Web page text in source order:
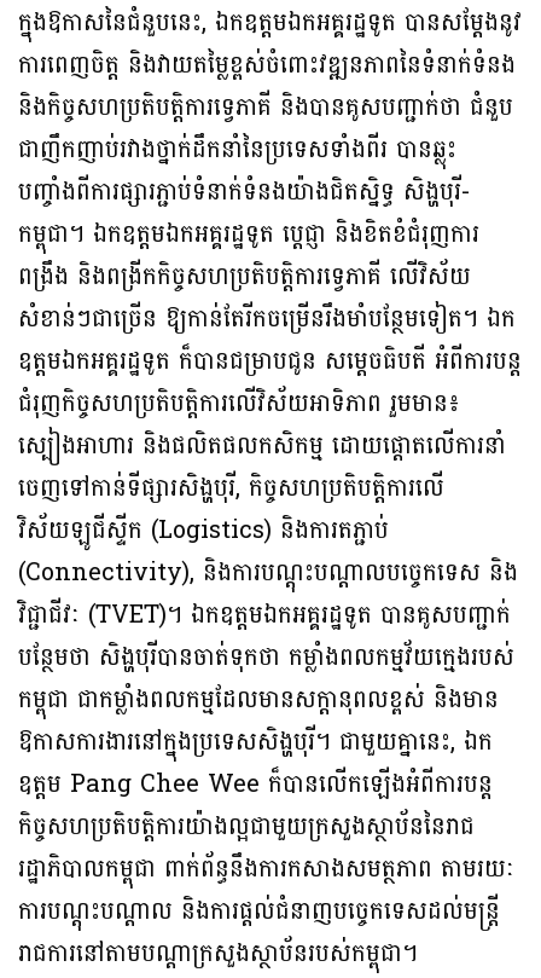
ក្នុងឱកាសនៃជំនួបនេះ, ឯកឧត្តមឯកអគ្គរដ្ឋទូត បានសម្តែងនូវ
ការពេញចិត្ត និងវាយតម្លៃខ្ពស់ចំពោះវឌ្ឍនភាពនៃទំនាក់ទំនង
និងកិច្ចសហប្រតិបត្តិការទ្វេភាគី និងបានគូសបញ្ជាក់ថា ជំនួប
ជាញឹកញាប់រវាងថ្នាក់ដឹកនាំនៃប្រទេសទាំងពីរ បានឆ្លុះ
បញ្ចាំងពីការផ្សារភ្ជាប់ទំនាក់ទំនងយ៉ាងជិតស្និទ្ធ សិង្ហបុរី-
កម្ពុជា។ ឯកឧត្តមឯកអគ្គរដ្ឋទូត ប្តេជ្ញា និងខិតខំជំរុញការ
ពង្រឹង និងពង្រីកកិច្ចសហប្រតិបត្តិការទ្វេភាគី លើវិស័យ
សំខាន់ៗជាច្រើន ឱ្យកាន់តែរីកចម្រើនរឹងមាំបន្ថែមទៀត។ ឯក
ឧត្តមឯកអគ្គរដ្ឋទូត ក៏បានជម្រាបជូន សម្តេចធិបតី អំពីការបន្ត
ជំរុញកិច្ចសហប្រតិបត្តិការលើវិស័យអាទិភាព រួមមាន៖
ស្បៀងអាហារ និងផលិតផលកសិកម្ម ដោយផ្តោតលើការនាំ
ចេញទៅកាន់ទីផ្សារសិង្ហបុរី, កិច្ចសហប្រតិបត្តិការលើ
វិស័យឡូជីស្ទីក (Logistics) និងការតភ្ជាប់
(Connectivity), និងការបណ្តុះបណ្តាលបច្ចេកទេស និង
វិជ្ជាជីវៈ (TVET)។ ឯកឧត្តមឯកអគ្គរដ្ឋទូត បានគូសបញ្ជាក់
បន្ថែមថា សិង្ហបុរីបានចាត់ទុកថា កម្លាំងពលកម្មវ័យក្មេងរបស់
កម្ពុជា ជាកម្លាំងពលកម្មដែលមានសក្ដានុពលខ្ពស់ និងមាន
ឱកាសការងារនៅក្នុងប្រទេសសិង្ហបុរី។ ជាមួយគ្នានេះ, ឯក
ឧត្តម Pang Chee Wee ក៏បានលើកឡើងអំពីការបន្ត
កិច្ចសហប្រតិបត្តិការយ៉ាងល្អជាមួយក្រសួងស្ថាប័ននៃរាជ
រដ្ឋាភិបាលកម្ពុជា ពាក់ព័ន្ធនឹងការកសាងសមត្ថភាព តាមរយៈ
ការបណ្ដុះបណ្ដាល និងការផ្ដល់ជំនាញបច្ចេកទេសដល់មន្ត្រី
រាជការនៅតាមបណ្ដាក្រសួងស្ថាប័នរបស់កម្ពុជា។